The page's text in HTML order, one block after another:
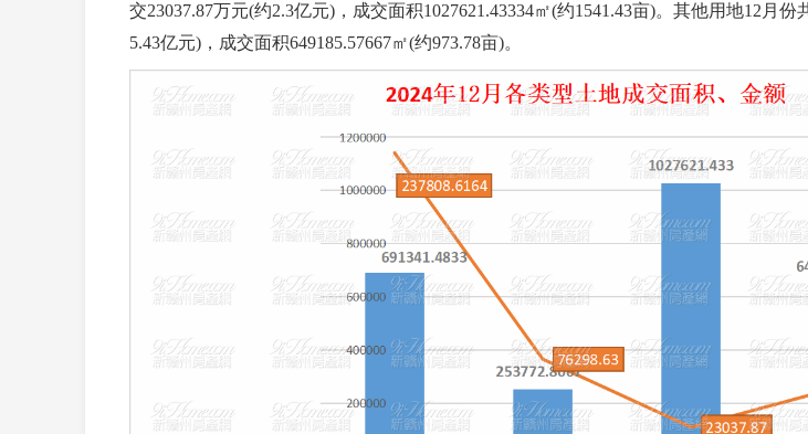
交23037.87万元(约2.3亿元)，成交面积1027621.43334㎡(约1541.43亩)。其他用地12月份
5.43亿元)，成交面积649185.57667㎡(约973.78亩)。